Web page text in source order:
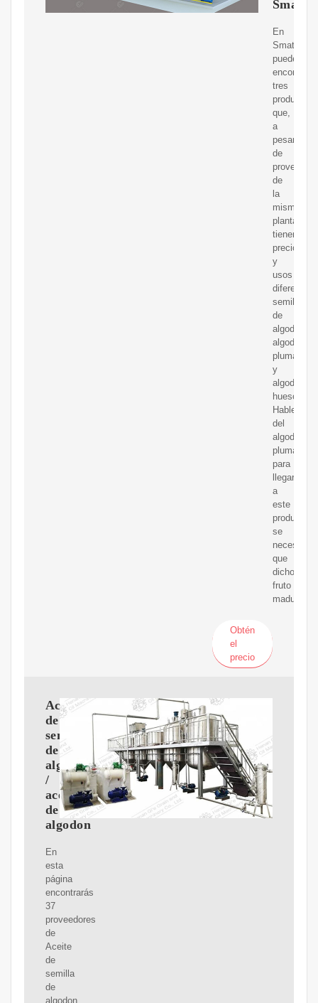
En
Smattcom
puedes
encontrar
tres
productos
que,
a
pesar
de
provenir
de
la
misma
planta,
tienen
precios
y
usos
diferentes:
semilla
de
algodón,
algodón
pluma
y
algodón
hueso.
Hablemos
del
algodón
pluma:
para
llegar
a
este
producto,
se
necesita
que
dicho
fruto
madure.
Obtén
el
precio
Aceite
de
semilla
de
algodon
/
aceite
de
algodon
En
esta
página
encontrarás
37
proveedores
de
Aceite
de
semilla
de
algodon